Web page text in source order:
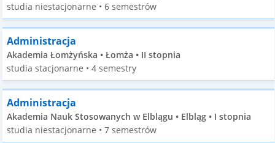
studia niestacjonarne • 6 semestrów
Administracja
Akademia Łomżyńska • Łomża • II stopnia
studia stacjonarne • 4 semestry
Administracja
Akademia Nauk Stosowanych w Elblągu • Elbląg • I stopnia
studia niestacjonarne • 7 semestrów